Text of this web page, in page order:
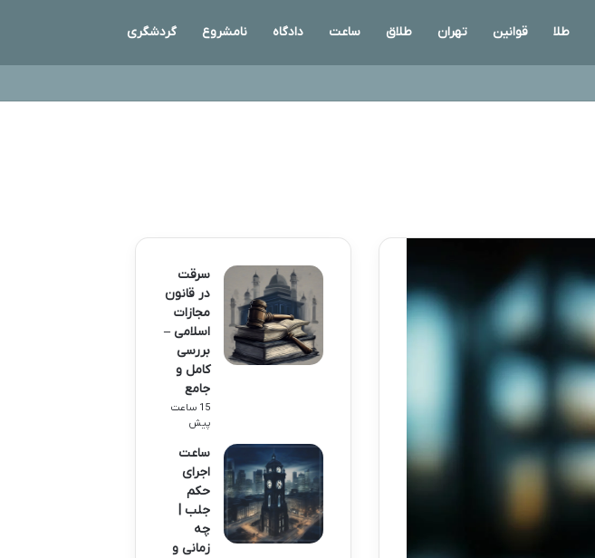
طلا قوانین تهران طلاق ساعت دادگاه نامشروع گردشگری
سرقت
در قانون
مجازات
اسلامی –
بررسی
کامل و
جامع
15 ساعت
پیش
ساعت
اجرای
حکم
جلب |
چه
زمانی و